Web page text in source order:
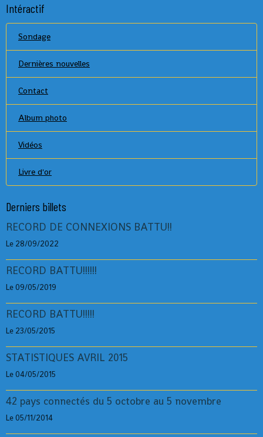
Intéractif
Sondage
Dernières nouvelles
Contact
Album photo
Vidéos
Livre d'or
Derniers billets
RECORD DE CONNEXIONS BATTU!!
Le 28/09/2022
RECORD BATTU!!!!!!
Le 09/05/2019
RECORD BATTU!!!!!
Le 23/05/2015
STATISTIQUES AVRIL 2015
Le 04/05/2015
42 pays connectés du 5 octobre au 5 novembre
Le 05/11/2014